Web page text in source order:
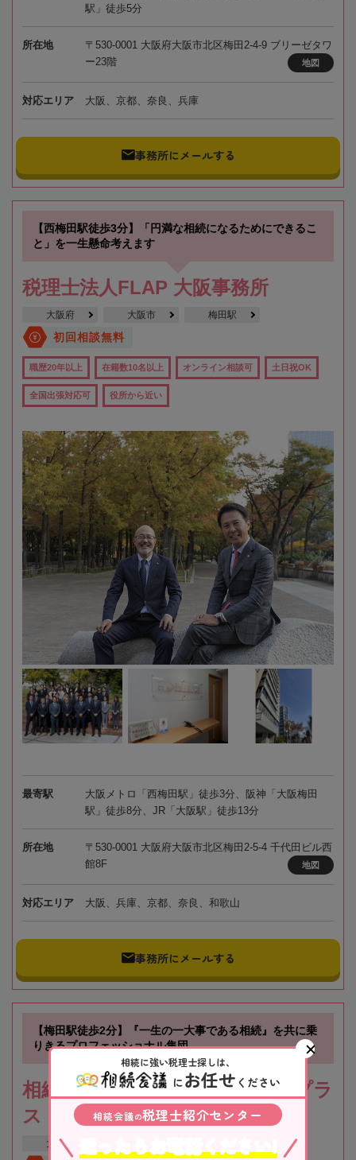
駅」徒歩5分
所在地
〒530-0001 大阪府大阪市北区梅田2-4-9 ブリーゼタワ
ー23階
地図
対応エリア 大阪、京都、奈良、兵庫
事務所にメールする
【西梅田駅徒歩3分】「円満な相続になるためにできるこ
と」を一生懸命考えます
税理士法人FLAP 大阪事務所
大阪府 大阪市 梅田駅
初回相談無料
職歴20年以上 在籍数10名以上 オンライン相談可 土日祝OK
全国出張対応可 役所から近い
最寄駅
大阪メトロ「西梅田駅」徒歩3分、阪神「大阪梅田
駅」徒歩8分、JR「大阪駅」徒歩13分
所在地
〒530-0001 大阪府大阪市北区梅田2-5-4 千代田ビル西
館8F
地図
対応エリア 大阪、兵庫、京都、奈良、和歌山
事務所にメールする
【梅田駅徒歩2分】『一生の一大事である相続』を共に乗
りきるプロフェッショナル集団
相続ステーション｜税理士法人プラ
ス
大阪府
相続に強い税理士探しは、
にお任せ ください
相続会議の税理士紹介センター